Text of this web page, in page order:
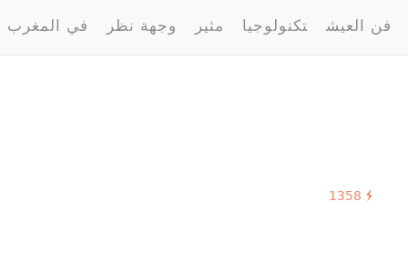
فن العيش تكنولوجيا مثير وجهة نظر في المغرب